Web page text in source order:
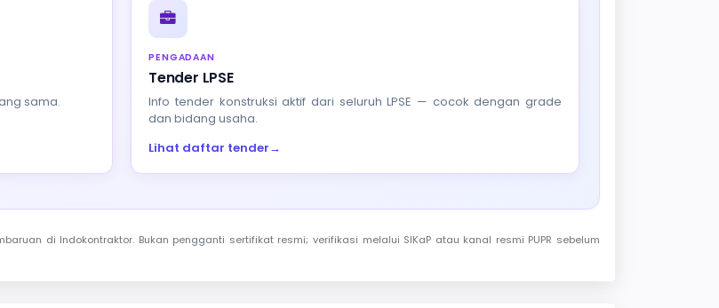
sama.
PENGADAAN
Tender LPSE
Info tender konstruksi aktif dari seluruh LPSE — cocok dengan grade
dan bidang usaha.
Lihat daftar tender→
di Indokontraktor. Bukan pengganti sertifikat resmi; verifikasi melalui SIKaP atau kanal resmi PUPR sebelum